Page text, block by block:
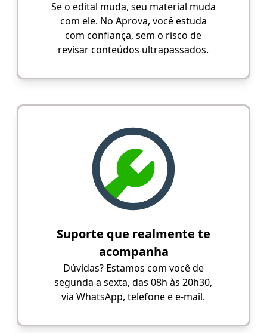
Se o edital muda, seu material muda
com ele. No Aprova, você estuda
com confiança, sem o risco de
revisar conteúdos ultrapassados.
Suporte que realmente te
acompanha
Dúvidas? Estamos com você de
segunda a sexta, das 08h às 20h30,
via WhatsApp, telefone e e-mail.